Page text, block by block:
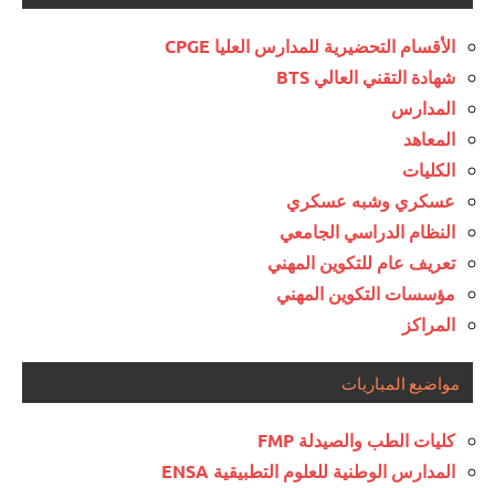
الأقسام التحضيرية للمدارس العليا CPGE
شهادة التقني العالي BTS
المدارس
المعاهد
الكليات
عسكري وشبه عسكري
النظام الدراسي الجامعي
تعريف عام للتكوين المهني
مؤسسات التكوين المهني
المراكز
مواضيع المباريات
كليات الطب والصيدلة FMP
المدارس الوطنية للعلوم التطبيقية ENSA